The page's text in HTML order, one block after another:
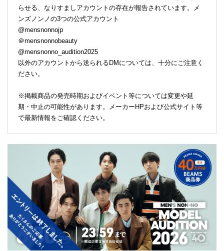
らせる、なりすましアカウントの存在が報告されています。メ
ンズノンノの3つの公式アカウント
@mensnonnojp
＠mensnonnobeauty
@mensnonno_audition2025
以外のアカウントから送られるDMについては、十分にご注意く
ださい。
※掲載商品の発売時期およびイベント等については変更や延
期・中止の可能性があります。メーカーHPおよび公式サイト等
で最新情報をご確認ください。